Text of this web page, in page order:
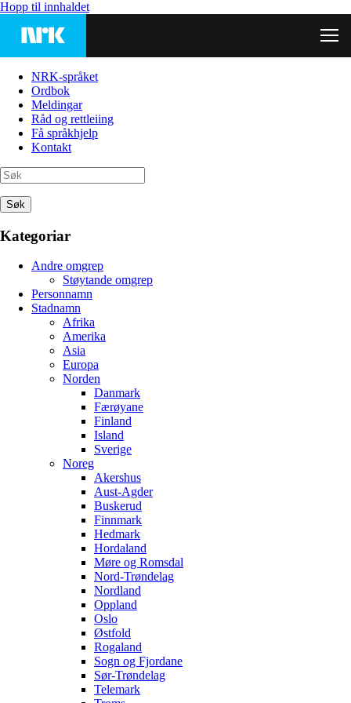
Hopp til innhaldet
NRK-språket
Ordbok
Meldingar
Råd og rettleiing
Få språkhjelp
Kontakt
Søk
Kategoriar
Andre omgrep
Støytande omgrep
Personnamn
Stadnamn
Afrika
Amerika
Asia
Europa
Norden
Danmark
Færøyane
Finland
Island
Sverige
Noreg
Akershus
Aust-Agder
Buskerud
Finnmark
Hedmark
Hordaland
Møre og Romsdal
Nord-Trøndelag
Nordland
Oppland
Oslo
Østfold
Rogaland
Sogn og Fjordane
Sør-Trøndelag
Telemark